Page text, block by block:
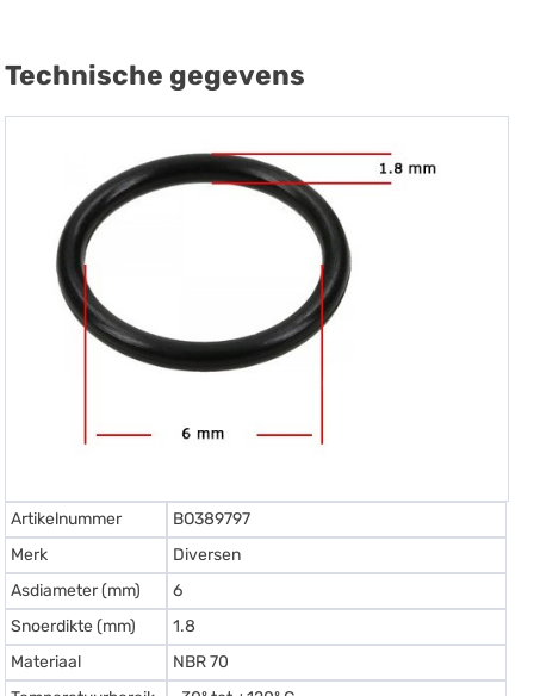
Technische gegevens
Artikelnummer
BO389797
Merk
Diversen
Asdiameter (mm)
6
Snoerdikte (mm)
1.8
Materiaal
NBR 70